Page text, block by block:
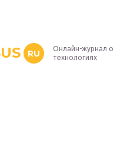
RU
Онлайн-журнал о
технологиях